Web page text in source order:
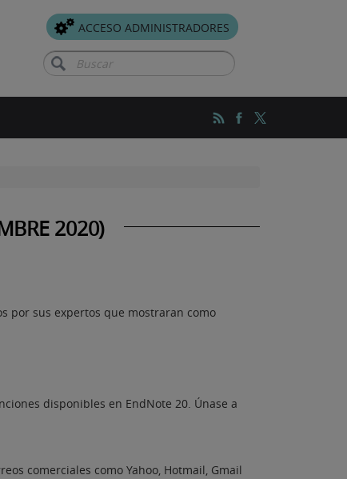
ACCESO ADMINISTRADORES
Buscar
2020)
por sus expertos que mostraran como
disponibles en EndNote 20. Únase a
comerciales como Yahoo, Hotmail, Gmail